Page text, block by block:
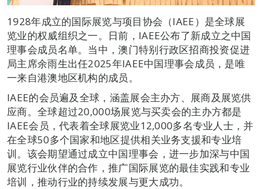
1928年成立的国际展览与项目协会（IAEE）是全球展
览业的权威组织之一。日前，IAEE公布了新成立之中国
理事会成员名单。当中，澳门特别行政区招商投资促进
局主席余雨生出任2025年IAEE中国理事会成员，是唯
一来自港澳地区机构的成员。
IAEE的会员遍及全球，涵盖展会主办方、展商及展览供
应商。全球超过20,000场展览与买卖会的主办方都是
IAEE会员，代表着全球展览业12,000多名专业人士，并
在全球50多个国家和地区提供相关业务支援和专业培
训。该会期望通过成立中国理事会，进一步加深与中国
展览行业伙伴的合作，推广国际展览的最佳实践和专业
培训，推动行业的持续发展与更大成功。